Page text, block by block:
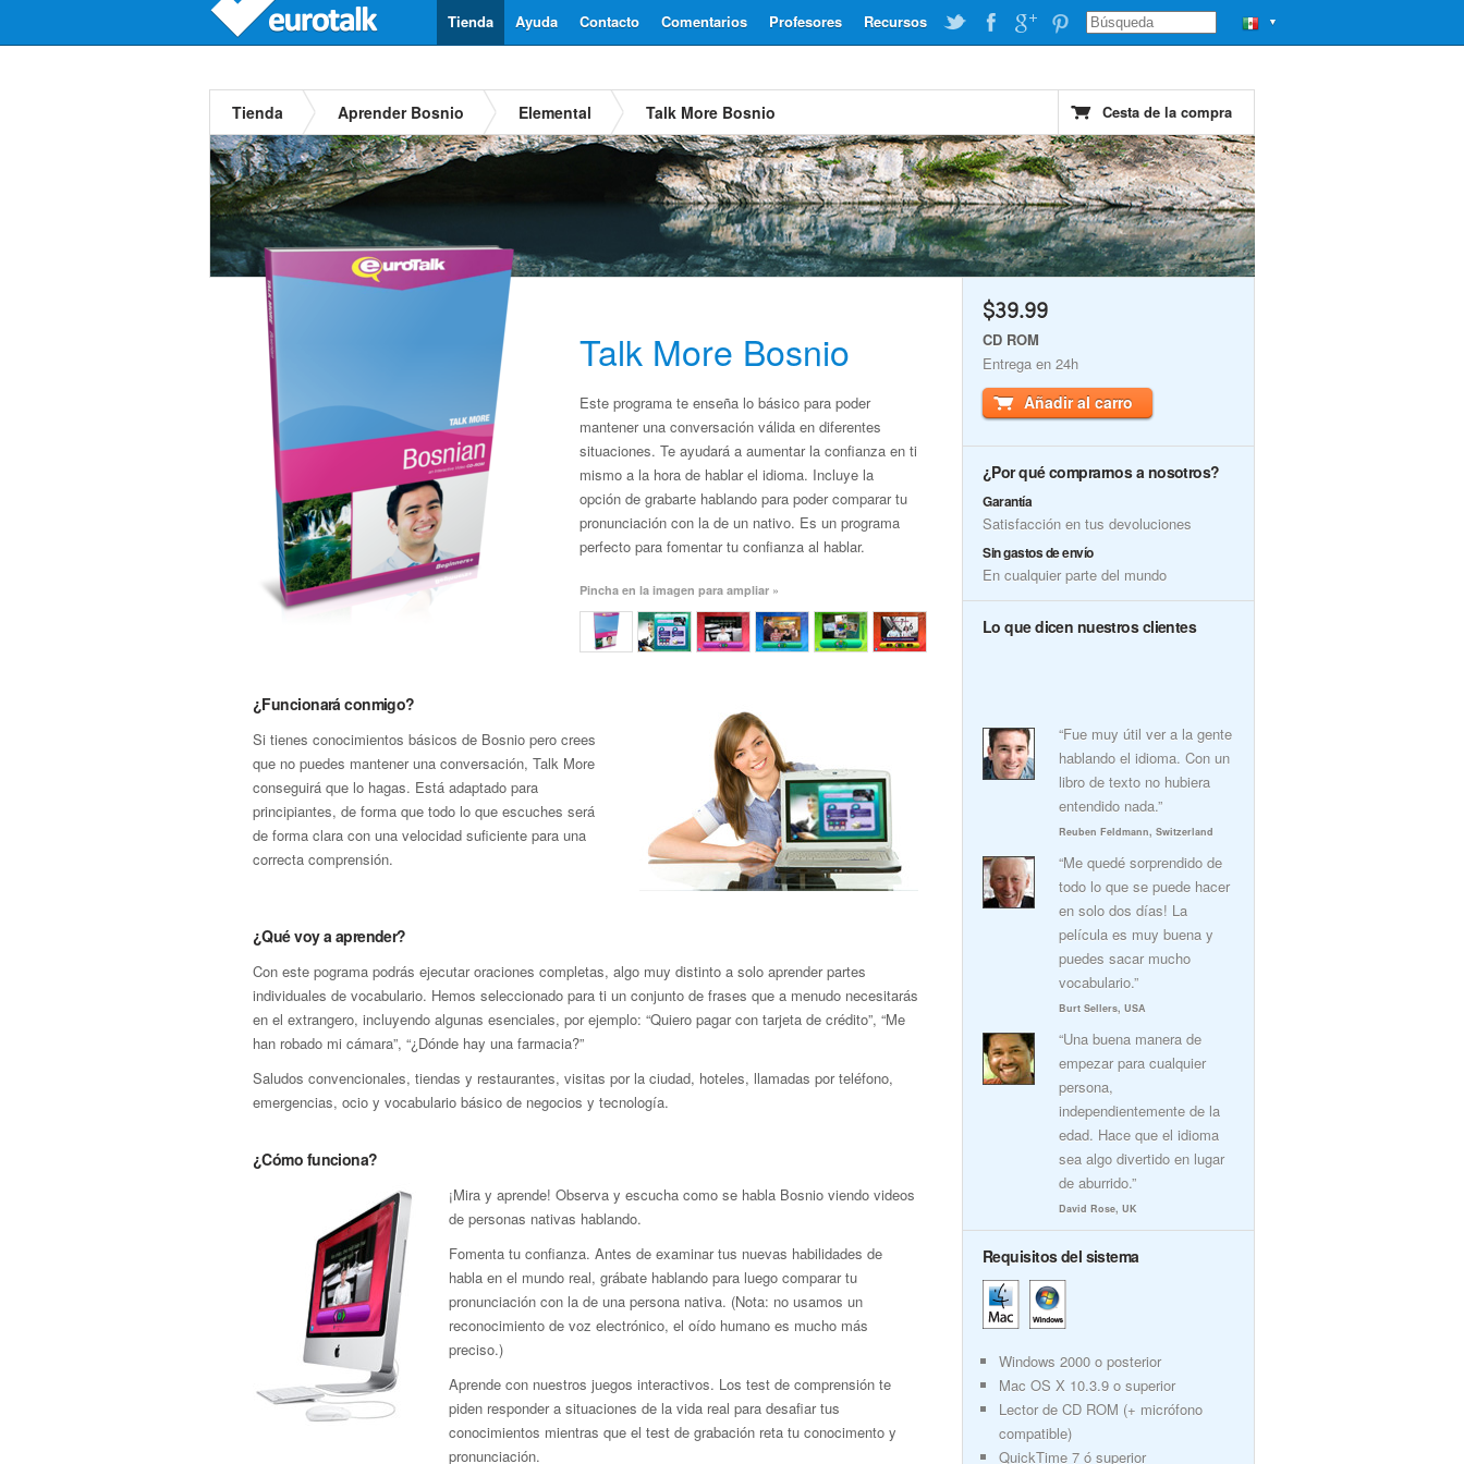
▼
Recursos
Profesores
Comentarios
Contacto
Ayuda
Tienda
Tienda Aprender Bosnio Elemental Talk More Bosnio Cesta de la compra
Talk More Bosnio
Este programa te enseña lo básico para poder
mantener una conversación válida en diferentes
situaciones. Te ayudará a aumentar la confianza en ti
mismo a la hora de hablar el idioma. Incluye la
opción de grabarte hablando para poder comparar tu
pronunciación con la de un nativo. Es un programa
perfecto para fomentar tu confianza al hablar.
Pincha en la imagen para ampliar »
¿Funcionará conmigo?
Si tienes conocimientos básicos de Bosnio pero crees
que no puedes mantener una conversación, Talk More
conseguirá que lo hagas. Está adaptado para
principiantes, de forma que todo lo que escuches será
de forma clara con una velocidad suficiente para una
correcta comprensión.
¿Qué voy a aprender?
Con este pograma podrás ejecutar oraciones completas, algo muy distinto a solo aprender partes
individuales de vocabulario. Hemos seleccionado para ti un conjunto de frases que a menudo necesitarás
en el extrangero, incluyendo algunas esenciales, por ejemplo: “Quiero pagar con tarjeta de crédito”, “Me
han robado mi cámara”, “¿Dónde hay una farmacia?”
Saludos convencionales, tiendas y restaurantes, visitas por la ciudad, hoteles, llamadas por teléfono,
emergencias, ocio y vocabulario básico de negocios y tecnología.
¿Cómo funciona?
¡Mira y aprende! Observa y escucha como se habla Bosnio viendo videos
de personas nativas hablando.
Fomenta tu confianza. Antes de examinar tus nuevas habilidades de
habla en el mundo real, grábate hablando para luego comparar tu
pronunciación con la de una persona nativa. (Nota: no usamos un
reconocimiento de voz electrónico, el oído humano es mucho más
preciso.)
Aprende con nuestros juegos interactivos. Los test de comprensión te
piden responder a situaciones de la vida real para desafiar tus
conocimientos mientras que el test de grabación reta tu conocimento y
pronunciación.
$39.99
CD ROM
Entrega en 24h
Añadir al carro
¿Por qué comprarnos a nosotros?
Garantía
Satisfacción en tus devoluciones
Sin gastos de envío
En cualquier parte del mundo
Lo que dicen nuestros clientes
“Fue muy útil ver a la gente
hablando el idioma. Con un
libro de texto no hubiera
entendido nada.”
Reuben Feldmann, Switzerland
“Me quedé sorprendido de
todo lo que se puede hacer
en solo dos días! La
película es muy buena y
puedes sacar mucho
vocabulario.”
Burt Sellers, USA
“Una buena manera de
empezar para cualquier
persona,
independientemente de la
edad. Hace que el idioma
sea algo divertido en lugar
de aburrido.”
David Rose, UK
Requisitos del sistema
Windows 2000 o posterior
Mac OS X 10.3.9 o superior
Lector de CD ROM (+ micrófono
compatible)
QuickTime 7 ó superior